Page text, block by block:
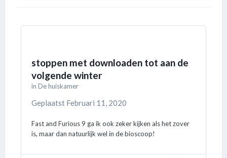
stoppen met downloaden tot aan de
volgende winter
in De huiskamer
Geplaatst Februari 11, 2020
Fast and Furious 9 ga ik ook zeker kijken als het zover
is, maar dan natuurlijk wel in de bioscoop!